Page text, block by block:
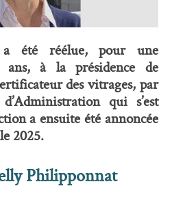
a été réélue, pour une
à la présidence de
des vitrages, par
qui s’est
a ensuite été annoncée
2025.
Philipponnat